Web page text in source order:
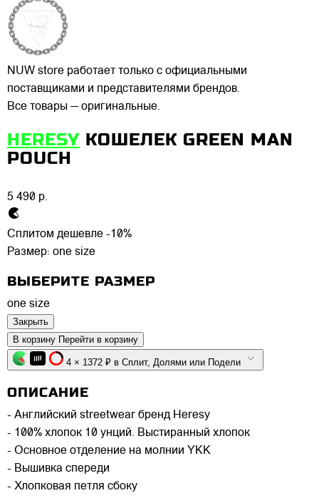
NUW store работает только с официальными
поставщиками и представителями брендов.
Все товары — оригинальные.
HERESY КОШЕЛЕК GREEN MAN
POUCH
5 490 р.
Сплитом дешевле -10%
Размер: one size
ВЫБЕРИТЕ РАЗМЕР
one size
Закрыть
В корзину Перейти в корзину
4 × 1372 ₽ в Сплит, Долями или Подели
ОПИСАНИЕ
- Английский streetwear бренд Heresy
- 100% хлопок 10 унций. Выстиранный хлопок
- Основное отделение на молнии YKK
- Вышивка спереди
- Хлопковая петля сбоку